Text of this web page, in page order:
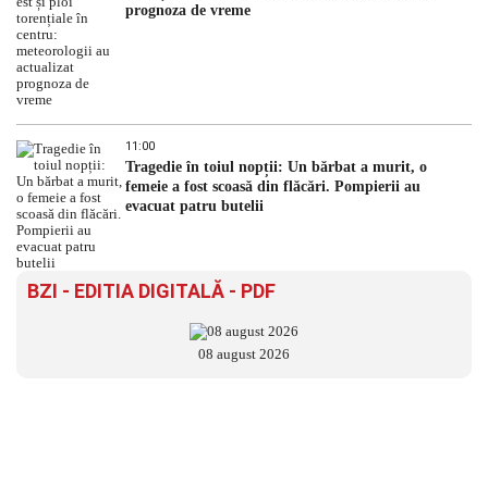
prognoza de vreme
11:00
Tragedie în toiul nopții: Un bărbat a murit, o
femeie a fost scoasă din flăcări. Pompierii au
evacuat patru butelii
BZI - EDITIA DIGITALĂ - PDF
08 august 2026